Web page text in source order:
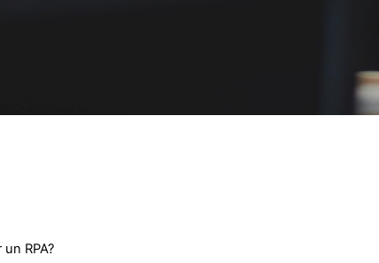
RPA?